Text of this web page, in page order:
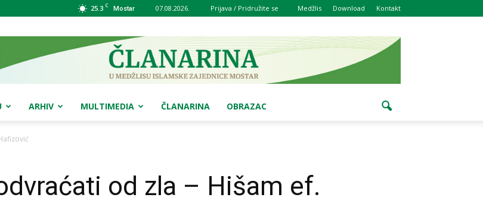
25.3 C Mostar 07.08.2026. Prijava / Pridružite se Medžlis Download Kontakt
ARHIV MULTIMEDIA ČLANARINA OBRAZAC
od zla – Hišam ef.